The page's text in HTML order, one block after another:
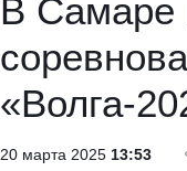
В Самаре
«Волга-
20 марта 2025 13:53